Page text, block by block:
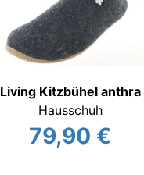
Living Kitzbühel anthra
Hausschuh
79,90 €